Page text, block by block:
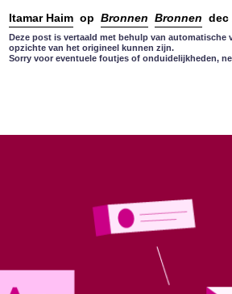
Itamar Haim op Bronnen Bronnen dec
Deze post is vertaald met behulp van
opzichte van het origineel kunnen zijn.
Sorry voor eventuele foutjes of onduidelijkheden,